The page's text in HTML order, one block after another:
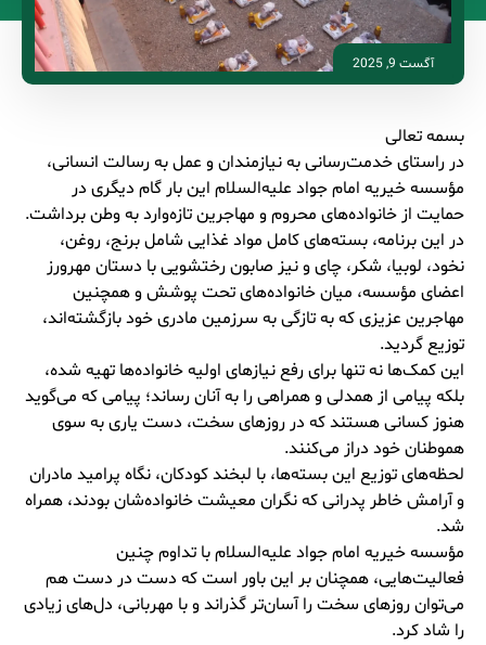
آگست 9, 2025
بسمه تعالی
در راستای خدمت‌رسانی به نیازمندان و عمل به رسالت انسانی،
مؤسسه خیریه امام جواد علیه‌السلام این بار گام دیگری در
حمایت از خانواده‌های محروم و مهاجرین تازه‌وارد به وطن برداشت.
در این برنامه، بسته‌های کامل مواد غذایی شامل برنج، روغن،
نخود، لوبیا، شکر، چای و نیز صابون رختشویی با دستان مهرورز
اعضای مؤسسه، میان خانواده‌های تحت پوشش و همچنین
مهاجرین عزیزی که به تازگی به سرزمین مادری خود بازگشته‌اند،
توزیع گردید.
این کمک‌ها نه تنها برای رفع نیازهای اولیه خانواده‌ها تهیه شده،
بلکه پیامی از همدلی و همراهی را به آنان رساند؛ پیامی که می‌گوید
هنوز کسانی هستند که در روزهای سخت، دست یاری به سوی
هموطنان خود دراز می‌کنند.
لحظه‌های توزیع این بسته‌ها، با لبخند کودکان، نگاه پرامید مادران
و آرامش خاطر پدرانی که نگران معیشت خانواده‌شان بودند، همراه
شد.
مؤسسه خیریه امام جواد علیه‌السلام با تداوم چنین
فعالیت‌هایی، همچنان بر این باور است که دست در دست هم
می‌توان روزهای سخت را آسان‌تر گذراند و با مهربانی، دل‌های زیادی
را شاد کرد.